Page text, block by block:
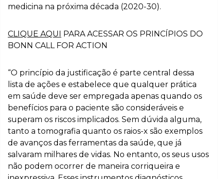
medicina na próxima década (2020-30).
CLIQUE AQUI PARA ACESSAR OS PRINCÍPIOS DO
BONN CALL FOR ACTION
“O princípio da justificação é parte central dessa
lista de ações e estabelece que qualquer prática
em saúde deve ser empregada apenas quando os
benefícios para o paciente são consideráveis e
superam os riscos implicados. Sem dúvida alguma,
tanto a tomografia quanto os raios-x são exemplos
de avanços das ferramentas da saúde, que já
salvaram milhares de vidas. No entanto, os seus usos
não podem ocorrer de maneira corriqueira e